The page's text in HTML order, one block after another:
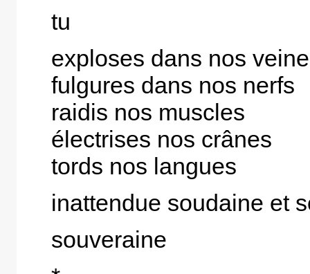
tu
exploses dans nos
fulgures dans nos nerfs
raidis nos muscles
électrises nos crânes
tords nos langues
inattendue soudaine et
souveraine